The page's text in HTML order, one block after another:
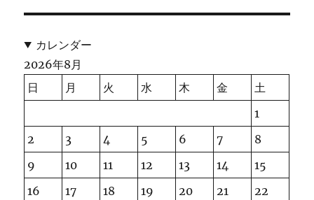
カレンダー
2026年8月
日
月 火 水 木 金
土
1
2
3 4 5 6 7
8
9
10 11 12 13 14
15
16
17 18 19 20 21
22